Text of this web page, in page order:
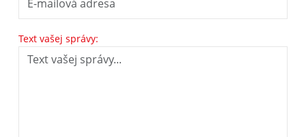
Text vašej správy: